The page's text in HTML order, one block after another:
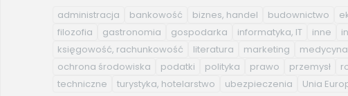
administracja
bankowość biznes, handel budownictwo
filozofia
gastronomia gospodarka informatyka, IT inne
księgowość, rachunkowość
literatura marketing medycyna
ochrona środowiska
podatki polityka prawo przemysł
techniczne
turystyka, hotelarstwo ubezpieczenia Unia